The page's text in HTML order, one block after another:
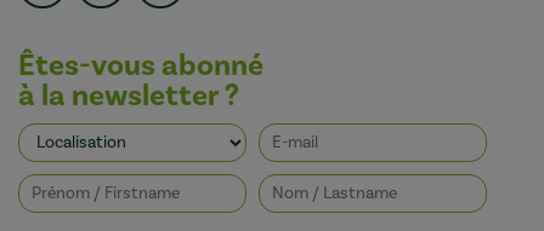
Êtes-vous abonné
à la newsletter ?